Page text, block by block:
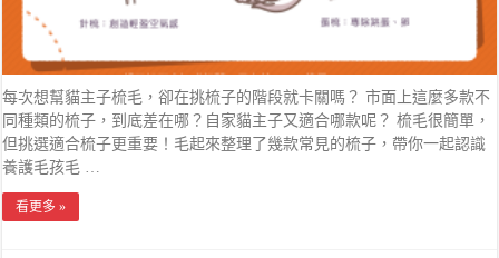
每次想幫貓主子梳毛，卻在挑梳子的階段就卡關嗎？ 市面上這麼多款不
同種類的梳子，到底差在哪？自家貓主子又適合哪款呢？ 梳毛很簡單，
但挑選適合梳子更重要！毛起來整理了幾款常見的梳子，帶你一起認識
養護毛孩毛 …
看更多 »